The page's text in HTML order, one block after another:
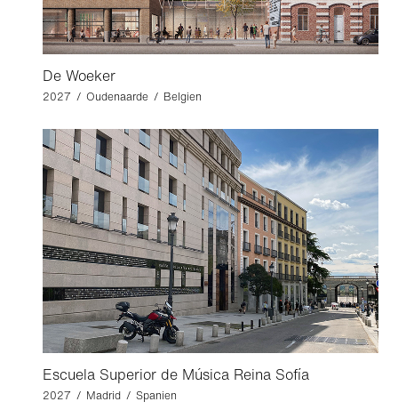
De Woeker
2027 / Oudenaarde / Belgien
Escuela Superior de Música Reina Sofía
2027 / Madrid / Spanien